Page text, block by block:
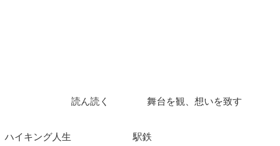
読ん読く 舞台を観、想いを致す
ハイキング人生 駅鉄